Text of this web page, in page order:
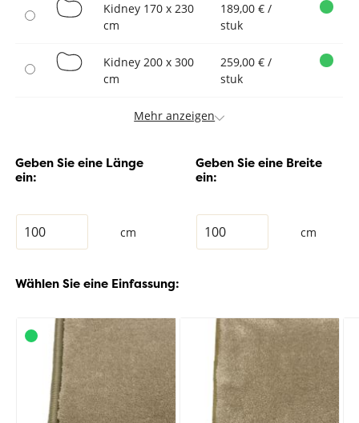
Kidney 170 x 230
cm
189,00 € /
stuk
Kidney 200 x 300
cm
259,00 € /
stuk
Mehr anzeigen
Geben Sie eine Länge
ein:
cm
Geben Sie eine Breite
ein:
cm
Wählen Sie eine Einfassung: